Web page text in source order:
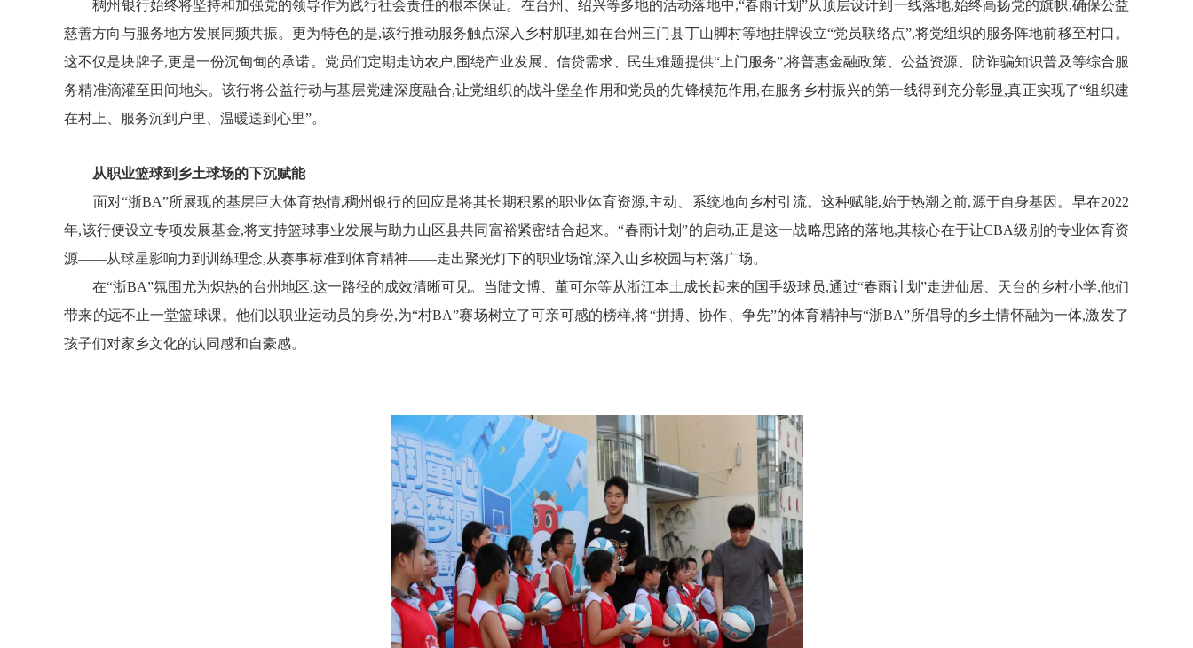
稠州银行始终将坚持和加强党的领导作为践行社会责任的根本保证。在台州、绍兴等多地的活动落地中,“春雨计划”从顶层设计到一线落地,始终高扬党的旗帜,确保公益
慈善方向与服务地方发展同频共振。更为特色的是,该行推动服务触点深入乡村肌理,如在台州三门县丁山脚村等地挂牌设立“党员联络点”,将党组织的服务阵地前移至村口。
这不仅是块牌子,更是一份沉甸甸的承诺。党员们定期走访农户,围绕产业发展、信贷需求、民生难题提供“上门服务”,将普惠金融政策、公益资源
防诈骗知识普及等综合服
务精准滴灌至田间地头。该行将公益行动与基层党建深度融合,让党组织的战斗堡垒作用和党员的先锋模范作用,在服务乡村振兴的第一线得到充分彰显,真正实现了“组织建
在村上、服务沉到户里、温暖送到心里”。
从职业篮球到乡土球场的下沉赋能
面对“浙BA”所展现的基层巨大体育热情,稠州银行的回应是将其长期积累的职业体育资源,主动、系统地向乡村引流。这种赋能,始于热潮之前,源于自身基因。早在2022
年,该行便设立专项发展基金,将支持篮球事业发展与助力山区县共同富裕紧密结合起来。“春雨计划”的启动,正是这一战略思路的落地,其核心在于让CBA级别的专业体育资
源——从球星影响力到训练理念,从赛事标准到体育精神——走出聚光灯下的职业场馆,深入山乡校园与村落广场。
在“浙BA”氛围尤为炽热的台州地区,这一路径的成效清晰可见。当陆文博、董可尔等从浙江本土成长起来的国手级球员,通过“春雨计划”走进仙居、天台的乡村小学,他们
带来的远不止一堂篮球课。他们以职业运动员的身份,为“村BA”赛场树立了可亲可感的榜样,将“拼搏、协作、争先”的体育精神与“浙BA”所倡导的乡土情怀融为一体,激发了
孩子们对家乡文化的认同感和自豪感。